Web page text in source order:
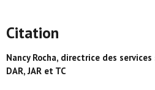
Citation
Nancy Rocha, directrice des
DAR, JAR et TC